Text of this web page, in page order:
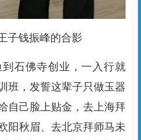
子钱振峰的合影
石佛寺创业，一入行就
班，发誓这辈子只做玉器
自己脸上贴金，去上海拜
阳秋眉、去北京拜师马未